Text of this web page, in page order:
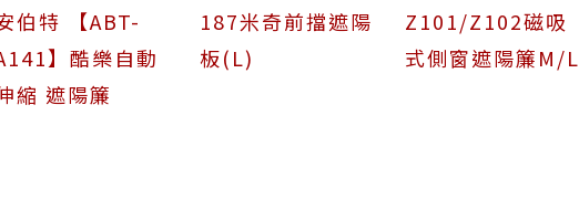
伯特 【ABT-
】酷樂自動
縮 遮陽簾
187米奇前擋遮陽
板(L)
Z101/Z102磁吸
式側窗遮陽簾M/L